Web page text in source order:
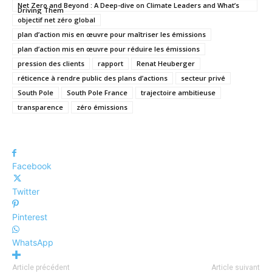
Net Zero and Beyond : A Deep-dive on Climate Leaders and What’s
Driving Them
objectif net zéro global
plan d’action mis en œuvre pour maîtriser les émissions
plan d’action mis en œuvre pour réduire les émissions
pression des clients
rapport
Renat Heuberger
réticence à rendre public des plans d’actions
secteur privé
South Pole
South Pole France
trajectoire ambitieuse
transparence
zéro émissions
Facebook
Twitter
Pinterest
WhatsApp
Article précédent Article suivant